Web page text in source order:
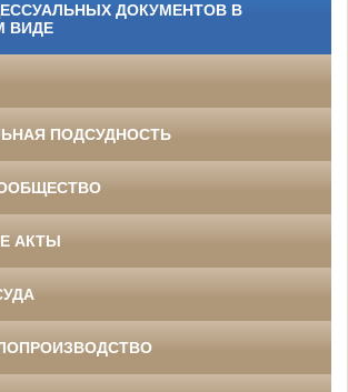
ДОКУМЕНТОВ В
ВИДЕ
ПОДСУДНОСТЬ
АКТЫ